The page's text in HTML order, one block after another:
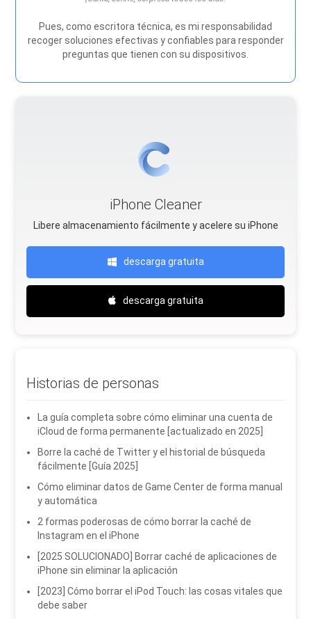
Pues, como escritora técnica, es mi responsabilidad
recoger soluciones efectivas y confiables para responder
preguntas que tienen con su dispositivos.
iPhone Cleaner
Libere almacenamiento fácilmente y acelere su iPhone
descarga gratuita
descarga gratuita
Historias de personas
La guía completa sobre cómo eliminar una cuenta de
iCloud de forma permanente [actualizado en 2025]
Borre la caché de Twitter y el historial de búsqueda
fácilmente [Guía 2025]
Cómo eliminar datos de Game Center de forma manual
y automática
2 formas poderosas de cómo borrar la caché de
Instagram en el iPhone
[2025 SOLUCIONADO] Borrar caché de aplicaciones de
iPhone sin eliminar la aplicación
[2023] Cómo borrar el iPod Touch: las cosas vitales que
debe saber